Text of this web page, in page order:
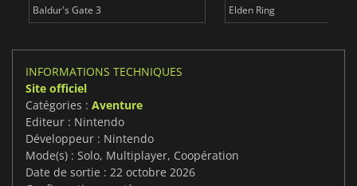
Baldur's Gate 3 Elden Ring
INFORMATIONS TECHNIQUES
Site officiel
Catégories : Aventure
Editeur : Nintendo
Développeur : Nintendo
Mode(s) : Solo, Multiplayer, Coopération
Date de sortie : 22 octobre 2026